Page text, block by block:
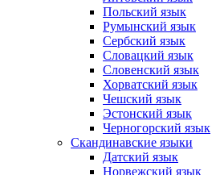
Польский язык
Румынский язык
Сербский язык
Словацкий язык
Словенский язык
Хорватский язык
Чешский язык
Эстонский язык
Черногорский язык
Скандинавские языки
Датский язык
Норвежский язык